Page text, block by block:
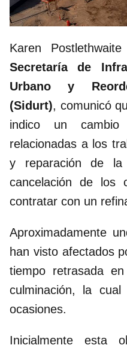
Karen
Secretaría de
Urbano y
(Sidurt), comunicó
indico un
relacionadas a los
y reparación de
cancelación de los
contratar con un
Aproximadamente
han visto afectados
tiempo retrasada
culminación, la
ocasiones.
Inicialmente esta